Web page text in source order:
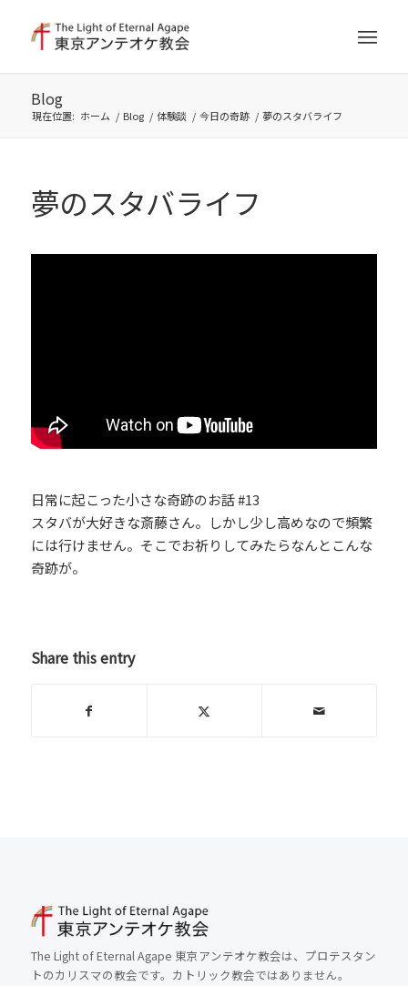
Blog
現在位置: ホーム / Blog / 体験談 / 今日の奇跡 / 夢のスタバライフ
夢のスタバライフ
日常に起こった小さな奇跡のお話 #13
スタバが大好きな斎藤さん。しかし少し高めなので頻繁
には行けません。そこでお祈りしてみたらなんとこんな
奇跡が。
Share this entry
The Light of Eternal Agape 東京アンテオケ教会は、プロテスタン
トのカリスマの教会です。カトリック教会ではありません。